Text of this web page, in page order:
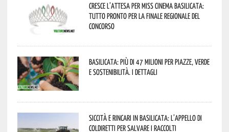
Cresce l’attesa per Miss Cinema Basilicata:
tutto pronto per la finale regionale del
concorso
Basilicata: più di 47 milioni per piazze, verde
e sostenibilità. I dettagli
Siccità e rincari in Basilicata: l’appello di
Coldiretti per salvare i raccolti